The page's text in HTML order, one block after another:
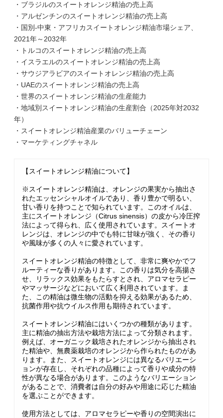
・ブラジルのスイートオレンジ精油の売上高
・アルゼンチンのスイートオレンジ精油の売上高
・国別-中東・アフリカスイートオレンジ精油市場シェア、
2021年～2032年
・トルコのスイートオレンジ精油の売上高
・イスラエルのスイートオレンジ精油の売上高
・サウジアラビアのスイートオレンジ精油の売上高
・UAEのスイートオレンジ精油の売上高
・世界のスイートオレンジ精油の生産能力
・地域別スイートオレンジ精油の生産割合（2025年対2032
年）
・スイートオレンジ精油産業のバリューチェーン
・マーケティングチャネル
【スイートオレンジ精油について】
※スイートオレンジ精油は、オレンジの果実から抽出さ
れたエッセンシャルオイルであり、香り豊かで明るい、
甘い香りを持つことで知られています。このオイルは、
主にスイートオレンジ（Citrus sinensis）の皮から冷圧搾
法によって得られ、広く使用されています。スイートオ
レンジは、オレンジの中でも特に甘味が強く、その香り
や風味が多くの人々に愛されています。
スイートオレンジ精油の特徴として、非常に爽やかでフ
ルーティーな香りがあります。この香りは気分を高揚さ
せ、リラックス効果をもたらすとされ、アロマセラピー
やマッサージなどにおいて広く利用されています。ま
た、この精油は微生物の活動を抑える効果があるため、
抗菌作用や抗ウイルス作用も期待されています。
スイートオレンジ精油にはいくつかの種類があります。
主に精油の抽出方法や栽培方法によって分類されます。
例えば、オーガニック栽培されたオレンジから抽出され
た精油や、無農薬栽培のオレンジから作られたものがあ
ります。また、スイートオレンジには異なるバリエーシ
ョンが存在し、それぞれの品種によって香りや成分の特
性が異なる場合があります。このようなバリエーション
があることで、消費者は自分の好みや用途に応じた精油
を選ぶことができます。
使用方法としては、アロマセラピーや香りの空間演出に